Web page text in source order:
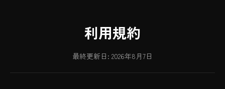
利用規約
最終更新日: 2026年8月7日